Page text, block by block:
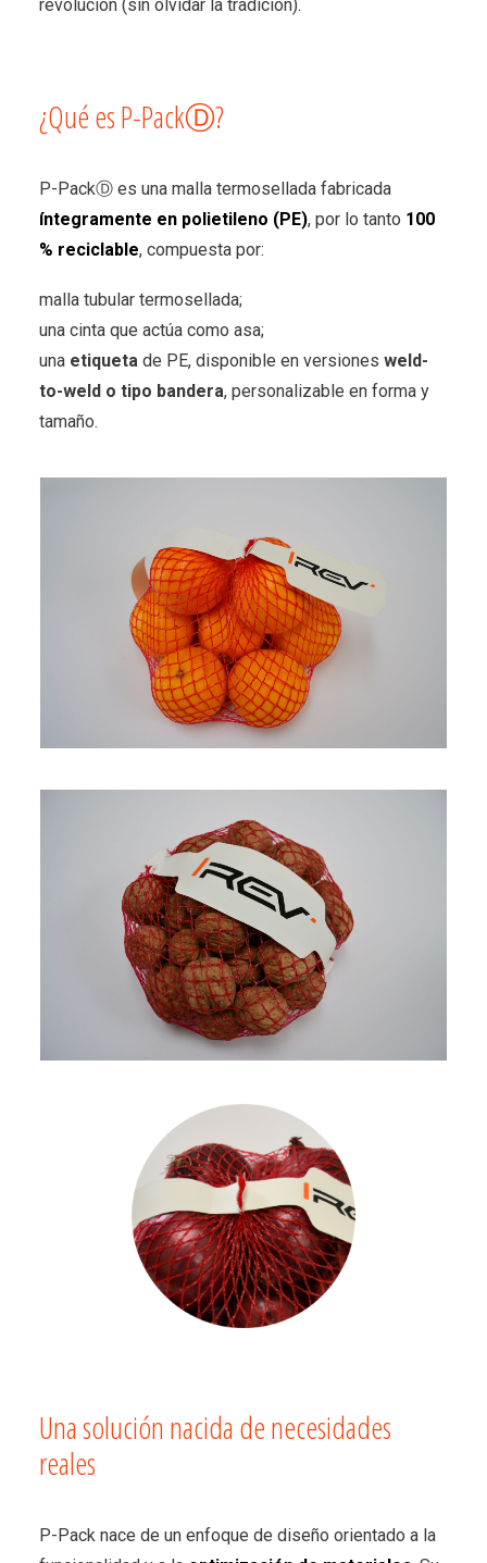
revolución (sin olvidar la tradición).
¿Qué es P-PackⒹ?
P-PackⒹ es una malla termosellada fabricada
íntegramente en polietileno (PE), por lo tanto 100
% reciclable, compuesta por:
malla tubular termosellada;
una cinta que actúa como asa;
una etiqueta de PE, disponible en versiones weld-
to-weld o tipo bandera, personalizable en forma y
tamaño.
Una solución nacida de necesidades
reales
P-Pack nace de un enfoque de diseño orientado a la